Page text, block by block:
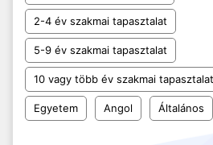
2-4 év szakmai tapasztalat
5-9 év szakmai tapasztalat
10 vagy több év szakmai tapasztalat
Egyetem Angol Általános